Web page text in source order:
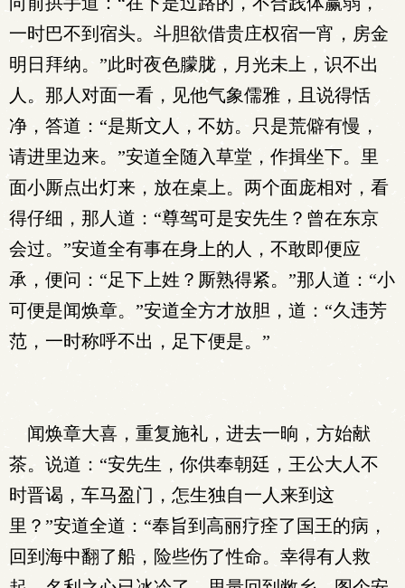
一时巴不到宿头。斗胆欲借贵庄权宿一宵，房金
明日拜纳。”此时夜色朦胧，月光未上，识不出
人。那人对面一看，见他气象儒雅，且说得恬
净，答道：“是斯文人，不妨。只是荒僻有慢，
请进里边来。”安道全随入草堂，作揖坐下。里
面小厮点出灯来，放在桌上。两个面庞相对，看
得仔细，那人道：“尊驾可是安先生？曾在东京
会过。”安道全有事在身上的人，不敢即便应
承，便问：“足下上姓？厮熟得紧。”那人道：“小
可便是闻焕章。”安道全方才放胆，道：“久违芳
范，一时称呼不出，足下便是。”
闻焕章大喜，重复施礼，进去一晌，方始献
茶。说道：“安先生，你供奉朝廷，王公大人不
时晋谒，车马盈门，怎生独自一人来到这
里？”安道全道：“奉旨到高丽疗痊了国王的病，
回到海中翻了船，险些伤了性命。幸得有人救